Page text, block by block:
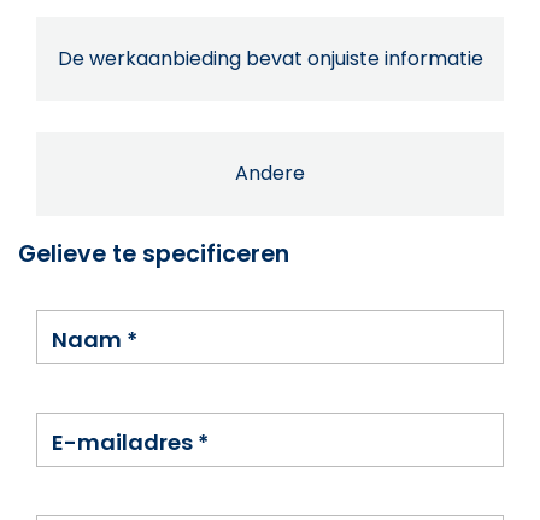
De werkaanbieding bevat onjuiste informatie
Andere
Gelieve te specificeren
Naam *
E-mailadres *